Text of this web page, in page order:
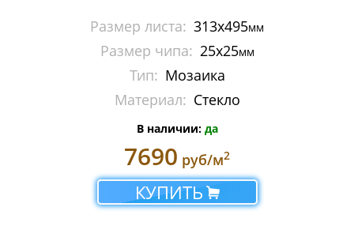
Zen
Матричные панно
Растяжки
Стыки Cove
Уголки Corner
Размер листа: 313х495мм
Размер чипа: 25х25мм
Тип: Мозаика
Материал: Стекло
В наличии: да
7690 руб/м2
КУПИТЬ